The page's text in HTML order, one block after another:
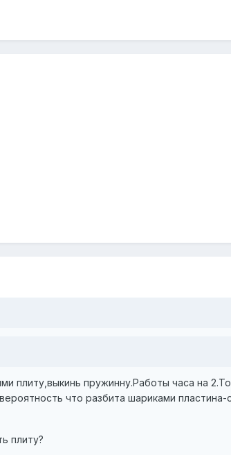
плиту,выкинь пружинну.Работы часа на
что разбита шариками пластина-
плиту?